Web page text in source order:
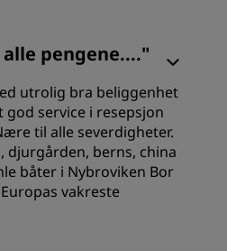
pengene...."
utrolig bra beliggenhet
god service i resepsjon
til alle severdigheter.
djurgården, berns, china
båter i Nybroviken Bor
vakreste